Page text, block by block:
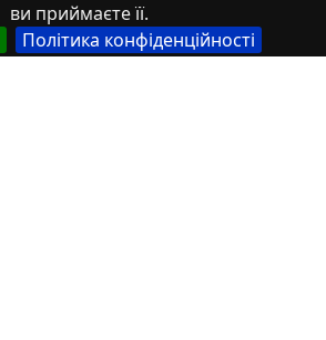
ви приймаєте її.
Політика конфіденційності